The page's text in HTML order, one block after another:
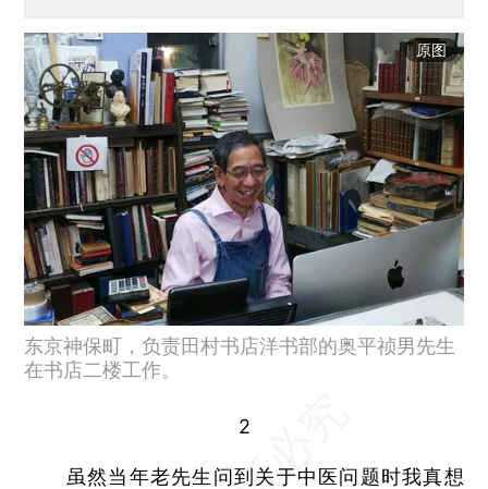
原图
东京神保町，负责田村书店洋书部的奥平祯男先生
在书店二楼工作。
2
虽然当年老先生问到关于中医问题时我真想